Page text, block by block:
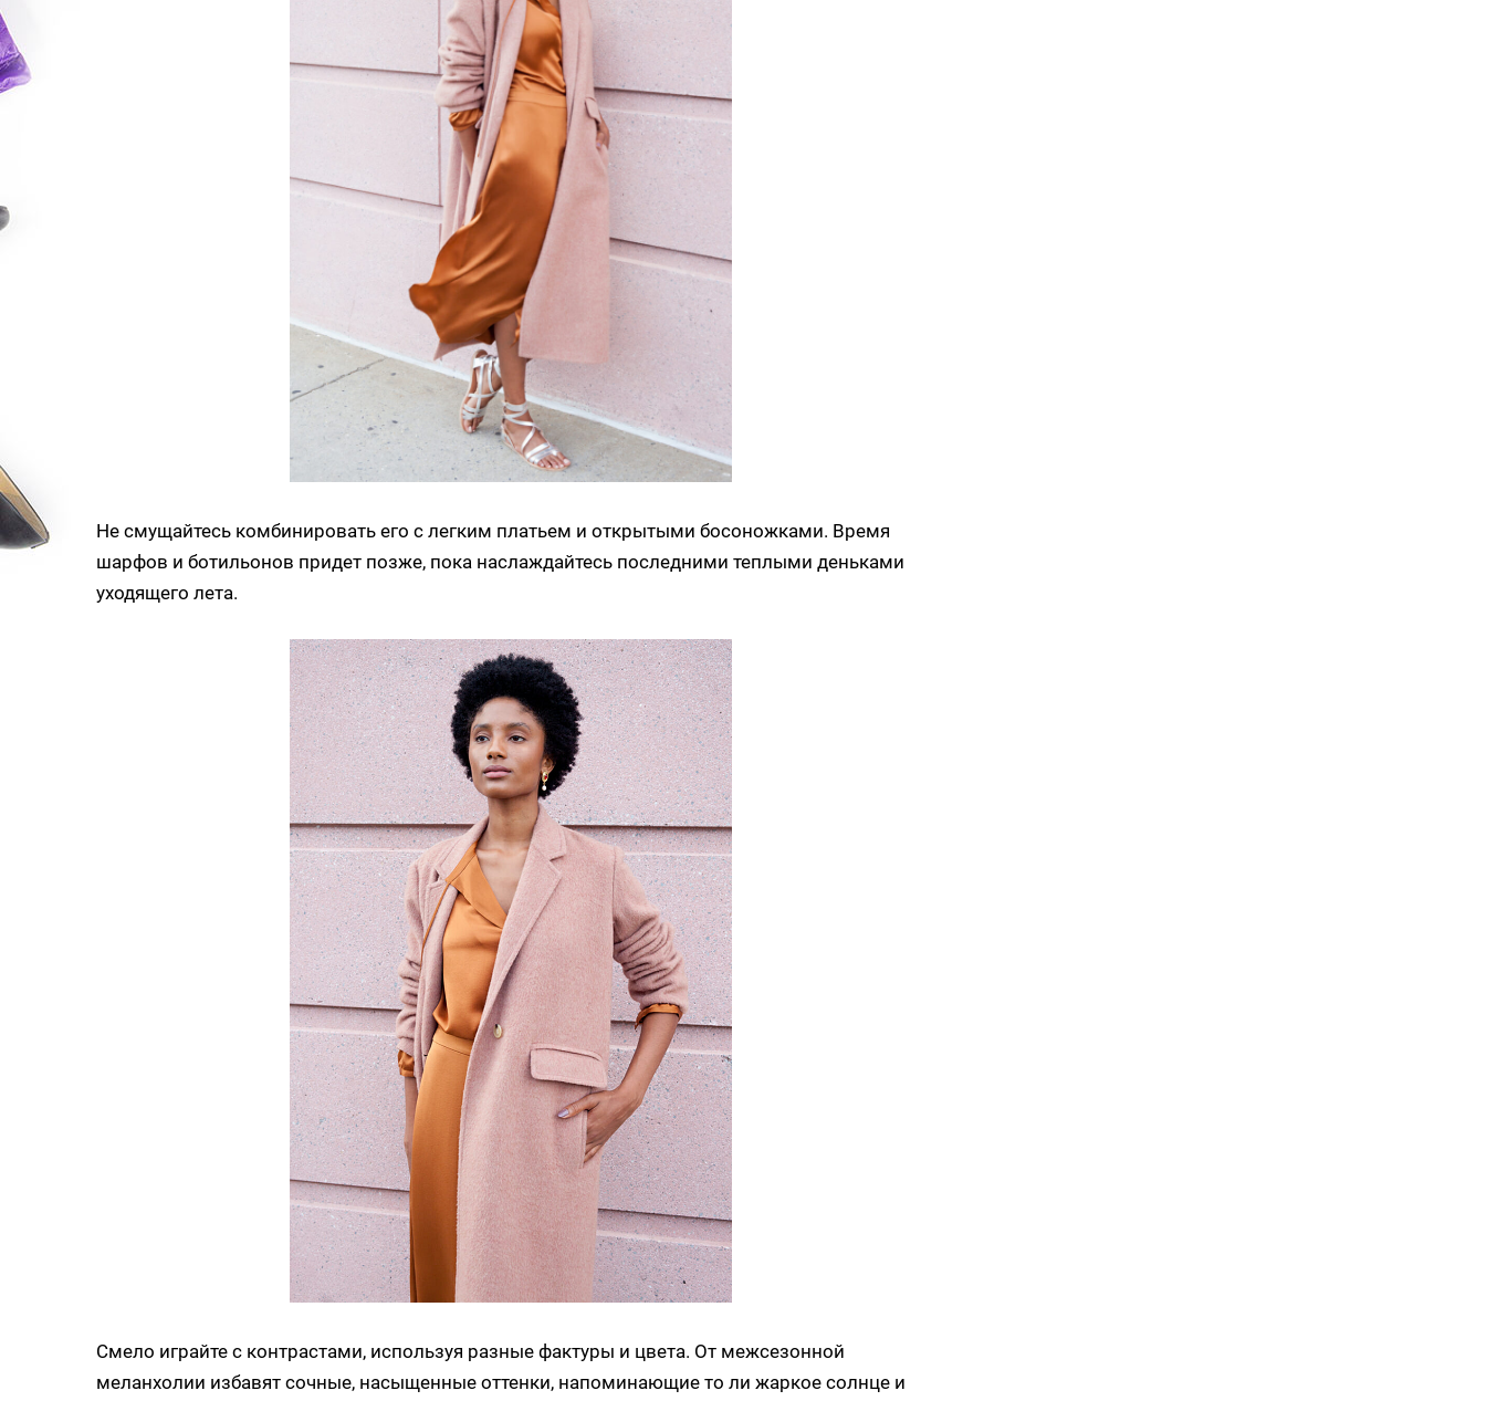
Не смущайтесь комбинировать его с легким платьем и открытыми босоножками. Время
шарфов и ботильонов придет позже, пока наслаждайтесь последними теплыми деньками
уходящего лета.
Смело играйте с контрастами, используя разные фактуры и цвета. От межсезонной
меланхолии избавят сочные, насыщенные оттенки, напоминающие то ли жаркое солнце и